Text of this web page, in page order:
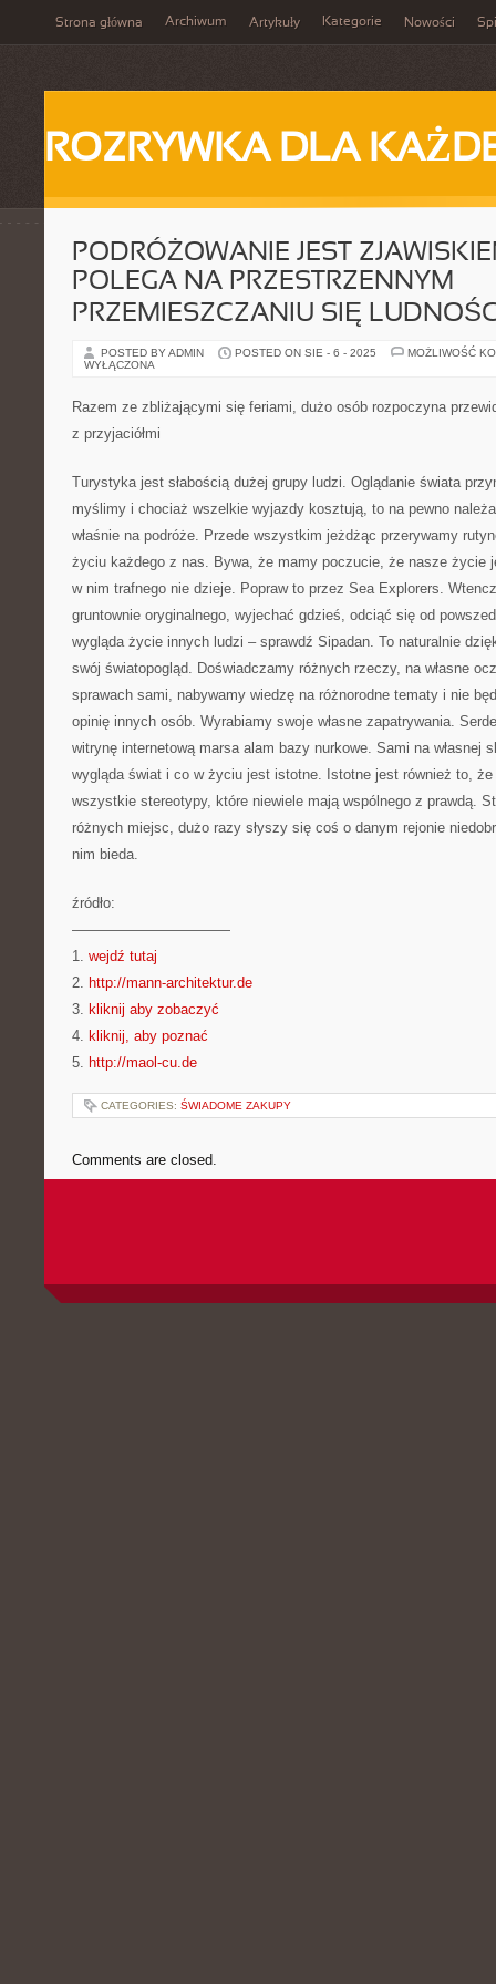
Strona główna Archiwum Artykuły Kategorie Nowości
ROZRYWKA DLA
PODRÓŻOWANIE JEST
POLEGA NA PRZESTRZENNYM
PRZEMIESZCZANIU SIĘ
POSTED BY ADMIN POSTED ON SIE - 6 - 2025
MOŻLIWOŚĆ
WYŁĄCZONA
Razem ze zbliżającymi się feriami, dużo osób rozpoczyna
z przyjaciółmi
Turystyka jest słabością dużej grupy ludzi. Oglądanie świata
myślimy i chociaż wszelkie wyjazdy kosztują, to na pewno
właśnie na podróże. Przede wszystkim jeżdżąc przerywamy
życiu każdego z nas. Bywa, że mamy poczucie, że nasze życie
w nim trafnego nie dzieje. Popraw to przez Sea Explorers.
gruntownie oryginalnego, wyjechać gdzieś, odciąć się od
wygląda życie innych ludzi – sprawdź Sipadan. To naturalnie
swój światopogląd. Doświadczamy różnych rzeczy, na własne
sprawach sami, nabywamy wiedzę na różnorodne tematy i nie
opinię innych osób. Wyrabiamy swoje własne zapatrywania.
witrynę internetową marsa alam bazy nurkowe. Sami na własnej
wygląda świat i co w życiu jest istotne. Istotne jest również to,
wszystkie stereotypy, które niewiele mają wspólnego z prawdą.
różnych miejsc, dużo razy słyszy się coś o danym rejonie
nim bieda.
źródło:
———————————
1. wejdź tutaj
2. http://mann-architektur.de
3. kliknij aby zobaczyć
4. kliknij, aby poznać
5. http://maol-cu.de
CATEGORIES: ŚWIADOME ZAKUPY
Comments are closed.